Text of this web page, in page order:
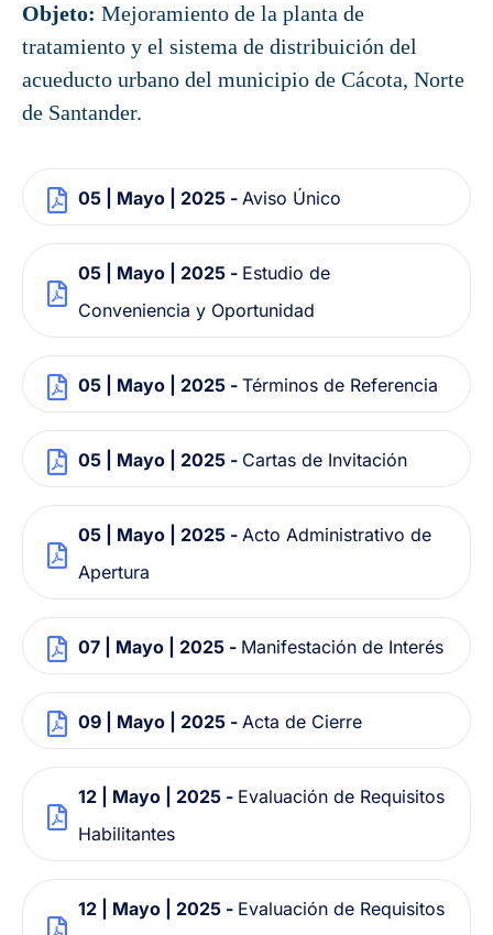
Objeto: Mejoramiento de la planta de
tratamiento y el sistema de distribuición del
acueducto urbano del municipio de Cácota, Norte
de Santander.
05 | Mayo | 2025 - Aviso Único
05 | Mayo | 2025 - Estudio de
Conveniencia y Oportunidad
05 | Mayo | 2025 - Términos de Referencia
05 | Mayo | 2025 - Cartas de Invitación
05 | Mayo | 2025 - Acto Administrativo de
Apertura
07 | Mayo | 2025 - Manifestación de Interés
09 | Mayo | 2025 - Acta de Cierre
12 | Mayo | 2025 - Evaluación de Requisitos
Habilitantes
12 | Mayo | 2025 - Evaluación de Requisitos